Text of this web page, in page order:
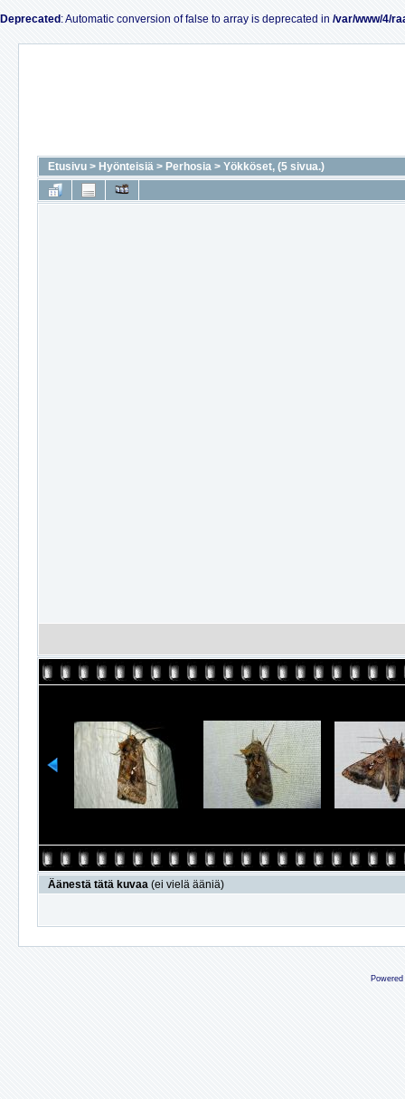
Deprecated : Automatic conversion of false to array is deprecated in /var/www/4/
Etusivu > Hyönteisiä > Perhosia > Yökköset, (5 sivua.)
Äänestä tätä kuvaa (ei vielä ääniä)